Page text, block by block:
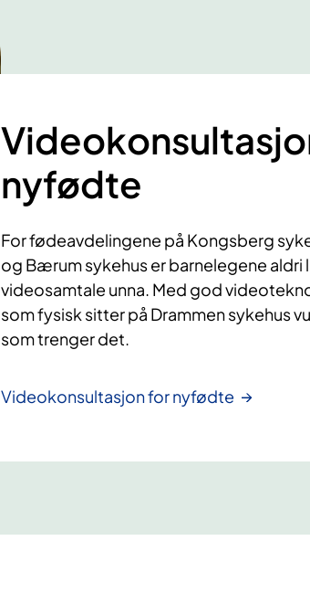
nyfødte
For fødeavdelingene på Kongsberg
og Bærum sykehus er barnelegene aldri
videosamtale unna. Med god
som fysisk sitter på Drammen sykehus
som trenger det.
Videokonsultasjon for nyfødte